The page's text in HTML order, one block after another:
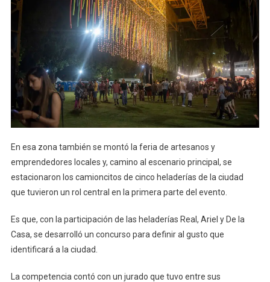
En esa zona también se montó la feria de artesanos y
emprendedores locales y, camino al escenario principal, se
estacionaron los camioncitos de cinco heladerías de la ciudad
que tuvieron un rol central en la primera parte del evento.
Es que, con la participación de las heladerías Real, Ariel y De la
Casa, se desarrolló un concurso para definir al gusto que
identificará a la ciudad.
La competencia contó con un jurado que tuvo entre sus